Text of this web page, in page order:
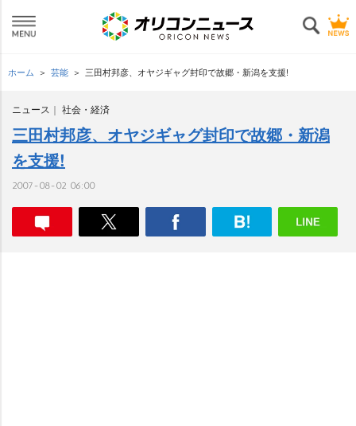
ホーム 芸能 三田村邦彦、オヤジギャグ封印で故郷・新潟を支援!
ニュース 社会・経済
三田村邦彦、オヤジギャグ封印で故郷・新潟
を支援!
2007-08-02 06:00